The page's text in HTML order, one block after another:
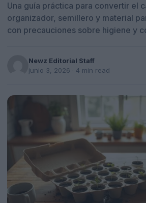
Una guía práctica para convertir el
organizador, semillero y material
con precauciones sobre higiene y
Newz Editorial Staff
junio 3, 2026 · 4 min read